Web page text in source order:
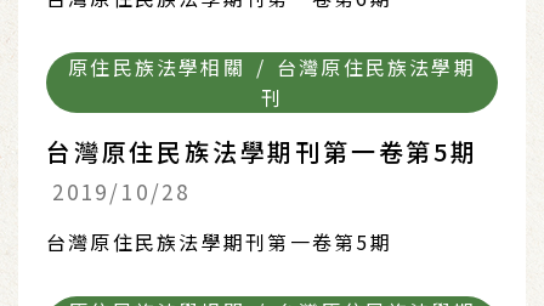
原住民族法學相關 / 台灣原住民族法學期
刊
台灣原住民族法學期刊第一卷第5期
2019/10/28
台灣原住民族法學期刊第一卷第5期